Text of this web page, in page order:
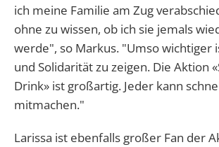
ich meine Familie am Zug
ohne zu wissen, ob ich sie jemals
werde", so Markus. "Umso wichtiger
und Solidarität zu zeigen. Die Aktion
Drink» ist großartig. Jeder kann
mitmachen."
Larissa ist ebenfalls großer Fan der